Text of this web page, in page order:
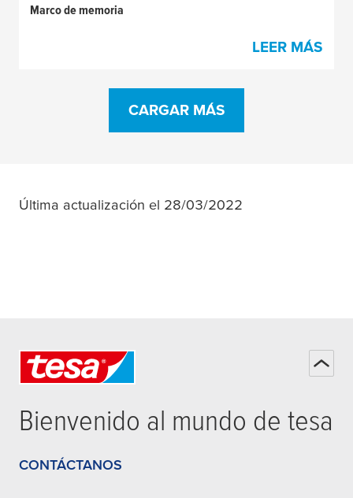
Marco de memoria
LEER MÁS
CARGAR MÁS
Última actualización el 28/03/2022
Bienvenido al mundo de tesa
CONTÁCTANOS